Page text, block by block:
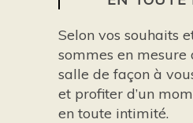
Selon vos souhaits
sommes en mesure
salle de façon à
et profiter d’un
en toute intimité.